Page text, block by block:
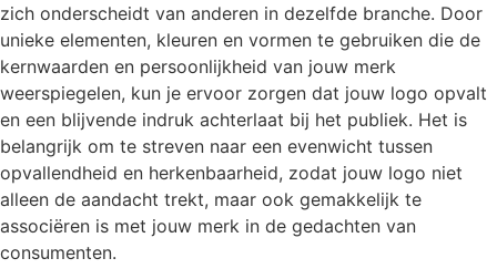
zich onderscheidt van anderen in dezelfde branche. Door
unieke elementen, kleuren en vormen te gebruiken die de
kernwaarden en persoonlijkheid van jouw merk
weerspiegelen, kun je ervoor zorgen dat jouw logo opvalt
en een blijvende indruk achterlaat bij het publiek. Het is
belangrijk om te streven naar een evenwicht tussen
opvallendheid en herkenbaarheid, zodat jouw logo niet
alleen de aandacht trekt, maar ook gemakkelijk te
associëren is met jouw merk in de gedachten van
consumenten.